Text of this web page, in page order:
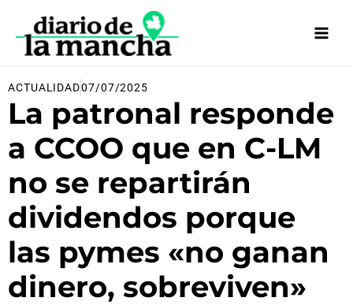
contenido
ACTUALIDAD07/07/2025
La patronal responde
a CCOO que en C-LM
no se repartirán
dividendos porque
las pymes «no ganan
dinero, sobreviven»